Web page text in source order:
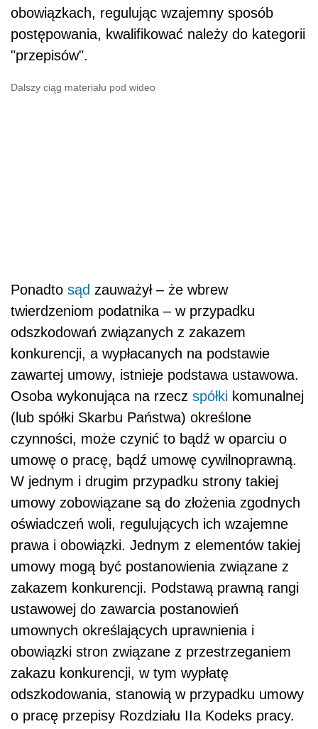
obowiązkach, regulując wzajemny sposób
postępowania, kwalifikować należy do kategorii
"przepisów".
Dalszy ciąg materiału pod wideo
Ponadto sąd zauważył – że wbrew
twierdzeniom podatnika – w przypadku
odszkodowań związanych z zakazem
konkurencji, a wypłacanych na podstawie
zawartej umowy, istnieje podstawa ustawowa.
Osoba wykonująca na rzecz spółki komunalnej
(lub spółki Skarbu Państwa) określone
czynności, może czynić to bądź w oparciu o
umowę o pracę, bądź umowę cywilnoprawną.
W jednym i drugim przypadku strony takiej
umowy zobowiązane są do złożenia zgodnych
oświadczeń woli, regulujących ich wzajemne
prawa i obowiązki. Jednym z elementów takiej
umowy mogą być postanowienia związane z
zakazem konkurencji. Podstawą prawną rangi
ustawowej do zawarcia postanowień
umownych określających uprawnienia i
obowiązki stron związane z przestrzeganiem
zakazu konkurencji, w tym wypłatę
odszkodowania, stanowią w przypadku umowy
o pracę przepisy Rozdziału IIa Kodeks pracy.